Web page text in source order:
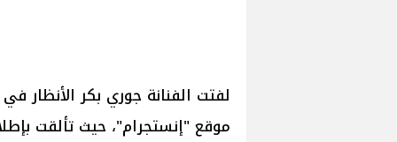
لفتت الفنانة جوري بكر
موقع "إنستجرام"، حيث تألقت